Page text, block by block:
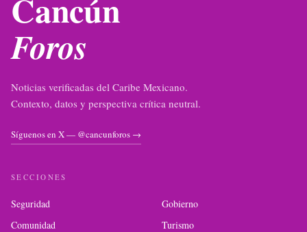
Cancún
Foros
Noticias verificadas del Caribe Mexicano.
Contexto, datos y perspectiva crítica neutral.
Síguenos en X — @cancunforos →
SECCIONES
Seguridad
Gobierno
Comunidad
Turismo